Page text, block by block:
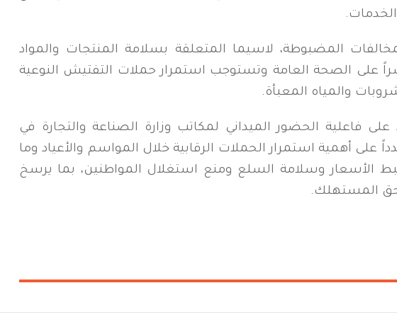
المضبوطة، لاسيما المتعلقة بسلامة المنتجات والمواد
على الصحة العامة وتستوجب استمرار حملات التفتيش النوعية
والمياه المعبأة.
على فاعلية الحضور الميداني لمكاتب وزارة الصناعة والتجارة في
على أهمية استمرار الحملات الرقابية خلال المواسم والأعياد وما
الأسعار وسلامة السلع ومنع استغلال المواطنين، بما يرسخ
حق المستهلك.